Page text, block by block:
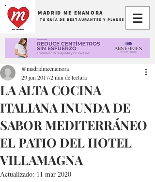
MADRID ME ENAMORA
TU GUÍA DE RESTAURANTES Y PLANES
LA ALTA COCINA
ITALIANA INUNDA DE
SABOR MEDITERRÁNEO
EL PATIO DEL HOTEL
VILLAMAGNA
@madridmeenamora
29 jun 20172 min de lectura
Actualizado: 11 mar 2020